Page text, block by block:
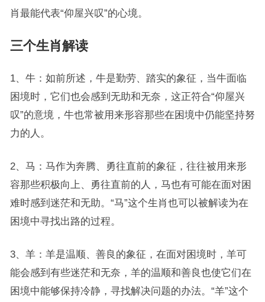
肖最能代表“仰屋兴叹”的心境。
三个生肖解读
1、牛：如前所述，牛是勤劳、踏实的象征，当牛面临
困境时，它们也会感到无助和无奈，这正符合“仰屋兴
叹”的意境，牛也常被用来形容那些在困境中仍能坚持努
力的人。
2、马：马作为奔腾、勇往直前的象征，往往被用来形
容那些积极向上、勇往直前的人，马也有可能在面对困
难时感到迷茫和无助。“马”这个生肖也可以被解读为在
困境中寻找出路的过程。
3、羊：羊是温顺、善良的象征，在面对困境时，羊可
能会感到有些迷茫和无奈，羊的温顺和善良也使它们在
困境中能够保持冷静，寻找解决问题的办法。“羊”这个